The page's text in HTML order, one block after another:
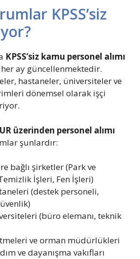
KPSS’siz
KPSS’siz kamu personel alımı
ay güncellenmektedir.
hastaneler, üniversiteler ve
dönemsel olarak işçi
üzerinden personel alımı
şunlardır:
bağlı şirketler (Park ve
İşleri, Fen İşleri)
(destek personeli,
(büro elemanı, teknik
ve orman müdürlükleri
ve dayanışma vakıfları